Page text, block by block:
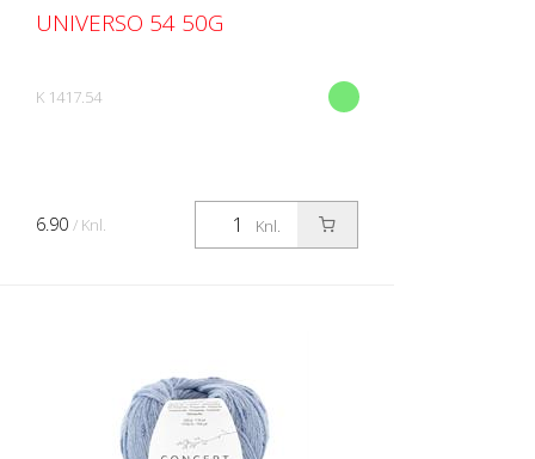
UNIVERSO 54 50G
K 1417.54
Knl.
6.90 / Knl.